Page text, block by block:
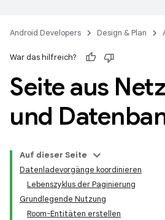
Android Developers Design & Plan
War das hilfreich?
Seite aus
und
Auf dieser Seite
Datenladevorgänge koordinieren
Lebenszyklus der Paginierung
Grundlegende Nutzung
Room-Entitäten erstellen